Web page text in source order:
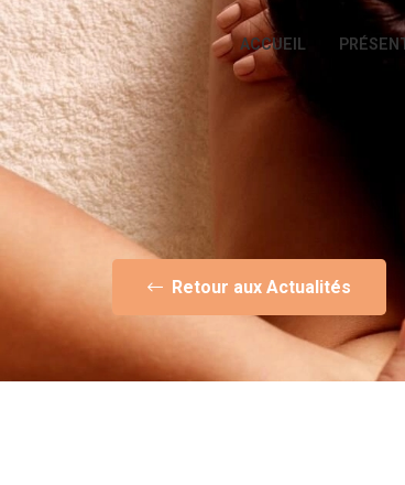
ACCUEIL
Retour aux Actualités